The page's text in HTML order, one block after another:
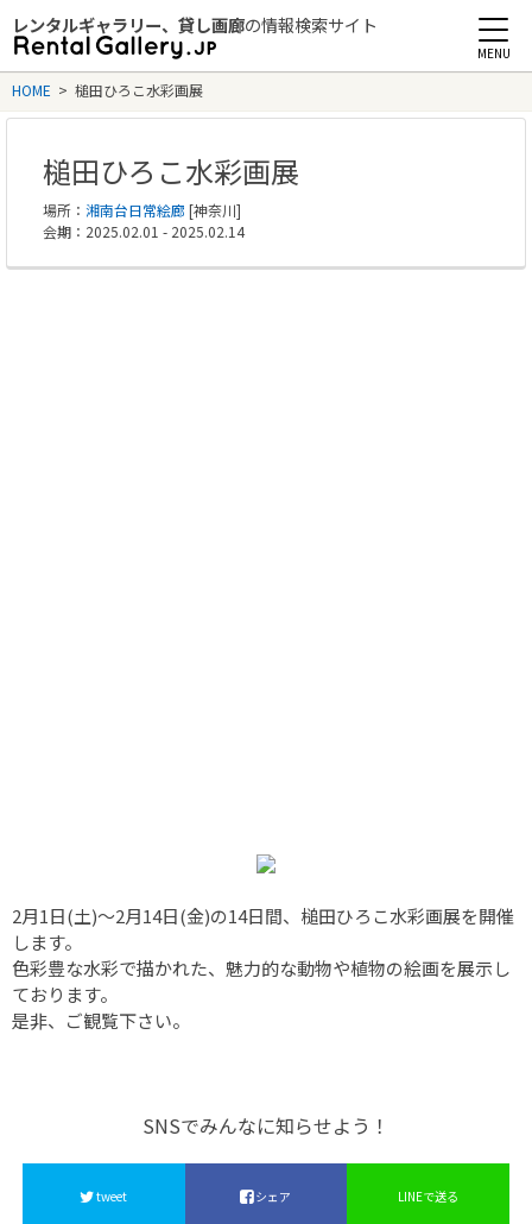
レンタルギャラリー、貸し画廊の情報検索サイト
Rental Gallery jp
HOME > 槌田ひろこ水彩画展
槌田ひろこ水彩画展
場所： 湘南台日常絵廊 [神奈川]
会期：2025.02.01 - 2025.02.14
2月1日(土)～2月14日(金)の14日間、槌田ひろこ水彩画展を開催
します。
色彩豊な水彩で描かれた、魅力的な動物や植物の絵画を展示し
ております。
是非、ご観覧下さい。
SNSでみんなに知らせよう！
tweet シェア LINEで送る